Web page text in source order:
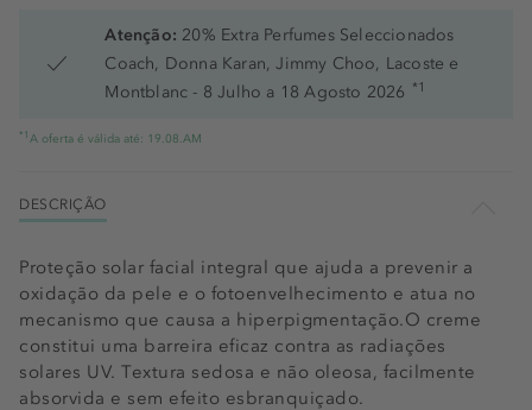
Atenção: 20% Extra Perfumes Seleccionados
Coach, Donna Karan, Jimmy Choo, Lacoste e
Montblanc - 8 Julho a 18 Agosto 2026 *1
*1 A oferta é válida até: 19.08.AM
DESCRIÇÃO
Proteção solar facial integral que ajuda a prevenir a
oxidação da pele e o fotoenvelhecimento e atua no
mecanismo que causa a hiperpigmentação.O creme
constitui uma barreira eficaz contra as radiações
solares UV. Textura sedosa e não oleosa, facilmente
absorvida e sem efeito esbranquiçado.